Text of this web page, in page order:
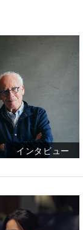
インタビュー